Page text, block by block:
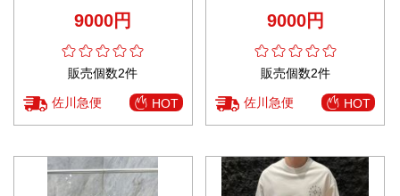
9000円
販売個数2件
佐川急便 HOT
9000円
販売個数2件
佐川急便 HOT